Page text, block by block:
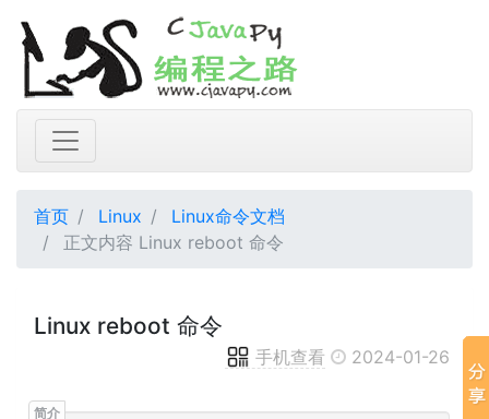
首页 Linux
Linux命令文档
正文内容 Linux reboot 命令
Linux reboot 命令
手机查看 2024-01-26